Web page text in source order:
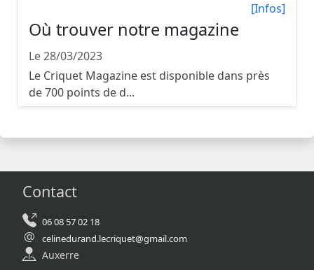
[Infos]
Où trouver notre magazine
Le 28/03/2023
Le Criquet Magazine est disponible dans près
de 700 points de d...
Contact
06 08 57 02 18
celinedurand.lecriquet@gmail.com
Auxerre